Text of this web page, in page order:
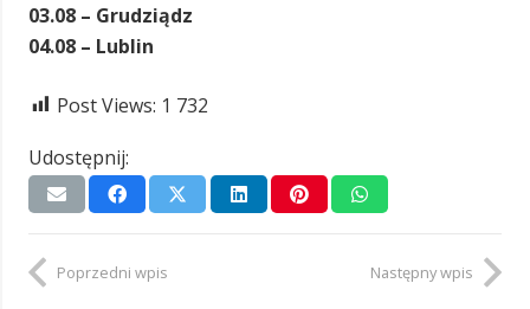
03.08 – Grudziądz
04.08 – Lublin
Post Views: 1 732
Udostępnij:
Poprzedni wpis Następny wpis